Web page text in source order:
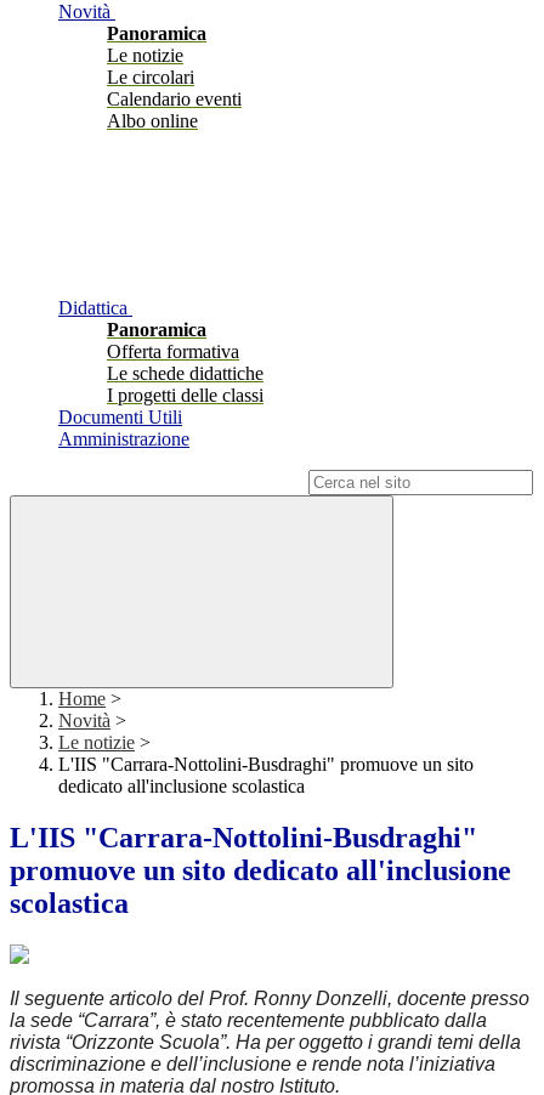
Novità
Panoramica
Le notizie
Le circolari
Calendario eventi
Albo online
Didattica
Panoramica
Offerta formativa
Le schede didattiche
I progetti delle classi
Documenti Utili
Amministrazione
Home >
Novità >
Le notizie >
L'IIS "Carrara-Nottolini-Busdraghi" promuove un sito
dedicato all'inclusione scolastica
L'IIS "Carrara-Nottolini-Busdraghi"
promuove un sito dedicato all'inclusione
scolastica
Il seguente articolo del Prof. Ronny Donzelli, docente presso
la sede “Carrara”, è stato recentemente pubblicato dalla
rivista “Orizzonte Scuola”. Ha per oggetto i grandi temi della
discriminazione e dell’inclusione e rende nota l’iniziativa
promossa in materia dal nostro Istituto.